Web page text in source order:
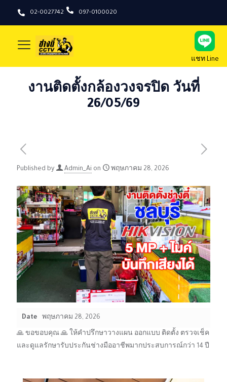
02-0027742 097-0100020
แชท Line
งานติดตั้งกล้องวงจรปิด วันที่
26/05/69
Published by Admin_Ai on พฤษภาคม 28, 2026
Date พฤษภาคม 28, 2026
🙏 ขอขอบคุณ 🙏 ให้คำปรึกษาวางแผน ออกแบบ ติดตั้ง ตรวจเช็ค
และดูแลรักษารับประกันช่างมืออาชีพมากประสบการณ์กว่า 14 ปี